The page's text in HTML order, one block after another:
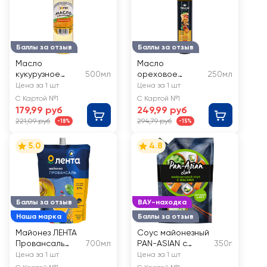
Баллы за отзыв
Масло
кукурузное
SUPER
рафинированно
е
500мл
Цена за 1 шт
С Картой №1
179,99 руб
221,09 руб -18%
Баллы за отзыв
Масло
ореховое
PREMIUM CLUB
нерафинирован
ное
250мл
Цена за 1 шт
С Картой №1
249,99 руб
294,79 руб -15%
Баллы за отзыв
Наша марка
5.0
Майонез ЛЕНТА
Провансаль
Классический
67%
700мл
Цена за 1 шт
ВАУ-находка
Баллы за отзыв
4.8
Соус майонезный
PAN-ASIAN с
васаби 45%
350г
Цена за 1 шт